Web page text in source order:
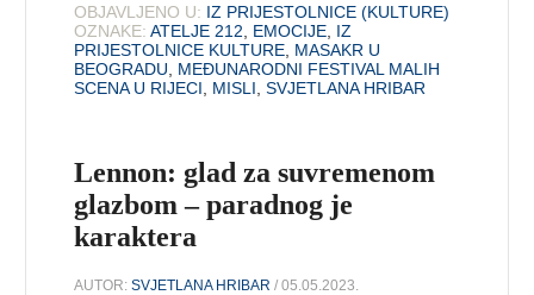
OBJAVLJENO U: IZ PRIJESTOLNICE (KULTURE)
OZNAKE: ATELJE 212 EMOCIJE IZ
PRIJESTOLNICE KULTURE MASAKR U
BEOGRADU
MEĐUNARODNI FESTIVAL MALIH
SCENA U RIJECI
MISLI ,SVJETLANA HRIBAR
Lennon: glad za suvremenom
glazbom – paradnog je
karaktera
AUTOR:SVJETLANA HRIBAR / 05.05.2023.